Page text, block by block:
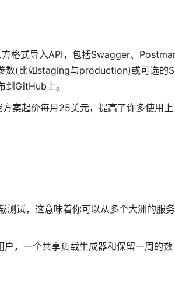
格式导入API，包括Swagger、
数(比如staging与production)或可选的
GitHub上。
案起价每月25美元，提高了许多使用上
测试，这意味着你可以从多个大洲的服
，一个共享负载生成器和保留一周的数